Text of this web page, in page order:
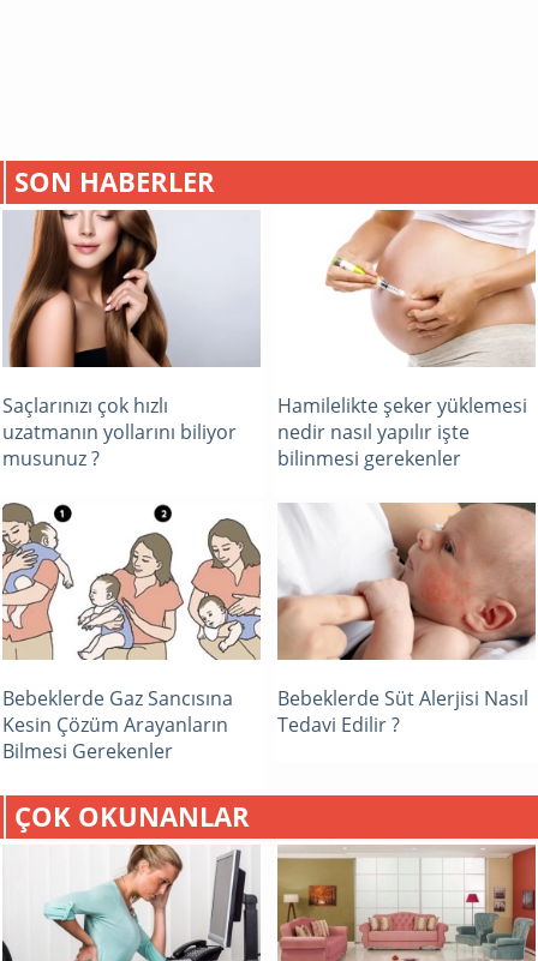
SON HABERLER
Saçlarınızı çok hızlı
uzatmanın yollarını biliyor
musunuz ?
Hamilelikte şeker yüklemesi
nedir nasıl yapılır işte
bilinmesi gerekenler
Bebeklerde Gaz Sancısına
Kesin Çözüm Arayanların
Bilmesi Gerekenler
Bebeklerde Süt Alerjisi Nasıl
Tedavi Edilir ?
ÇOK OKUNANLAR